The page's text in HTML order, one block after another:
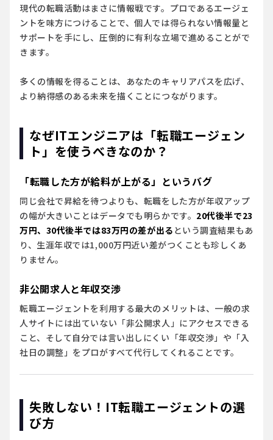
現代の転職活動はまさに情報戦です。プロであるエージェ
ントを味方につけることで、個人では得られない情報量と
サポートを手にし、圧倒的に有利な立場で進めることがで
きます。
多くの情報を得ることは、あなたのキャリアパスを広げ、
より納得感のある未来を描くことにつながります。
なぜITエンジニアは「転職エージェン
ト」を使うべきなのか？
「転職した方が給料が上がる」というバグ
同じ会社で昇給を待つよりも、転職をした方が年収アップ
の幅が大きいことはデータでも明らかです。 20代後半で23
万円、30代後半では83万円の差が出る という調査結果もあ
り、生涯年収では1,000万円近い差がつくことも珍しくあ
りません。
非公開求人と年収交渉
転職エージェントを利用する最大のメリットは、一般の求
人サイトには出ていない「非公開求人」にアクセスできる
こと、そして自分では言い出しにくい「年収交渉」や「入
社日の調整」をプロがすべて代行してくれることです。
失敗しない！IT転職エージェントの選
び方